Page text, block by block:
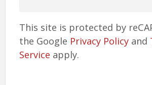
This site is protected by
the Google Privacy Policyand
Service apply.